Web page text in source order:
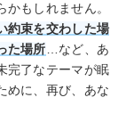
もしれません。
約束を交わした場
た場所…など、あ
完了なテーマが眠
めに、再び、あな